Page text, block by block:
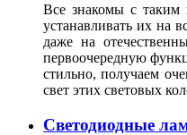
Все знакомы с таким
устанавливать их на
даже на
первоочередную
стильно, получаем
свет этих световых
Светодиодные